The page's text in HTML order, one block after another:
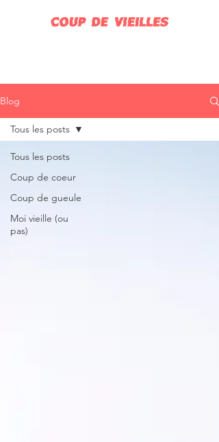
Blog
Tous les posts
Coup de coeur
Coup de gueule
Moi vieille (ou
pas)
Tous les posts